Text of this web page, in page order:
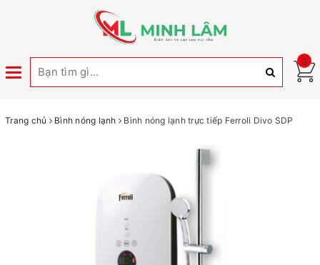
Toggle
0
Trang chủ Bình nóng lạnh Bình nóng lạnh trực tiếp Ferroli Divo SDP